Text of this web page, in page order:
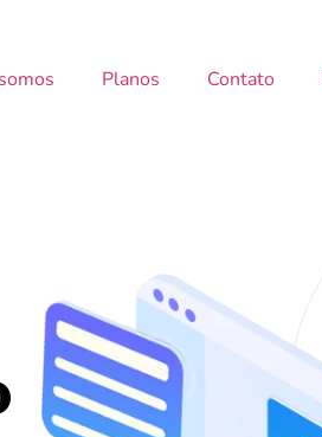
Planos Contato